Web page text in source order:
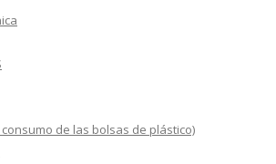
consumo de las bolsas de plástico)